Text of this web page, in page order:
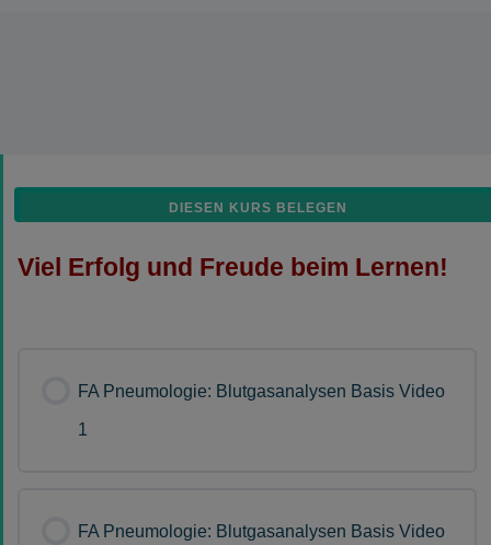
DIESEN KURS BELEGEN
Viel Erfolg und Freude beim Lernen!
FA Pneumologie: Blutgasanalysen Basis Video
1
FA Pneumologie: Blutgasanalysen Basis Video